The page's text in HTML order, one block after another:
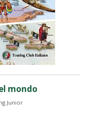
mondo
Junior